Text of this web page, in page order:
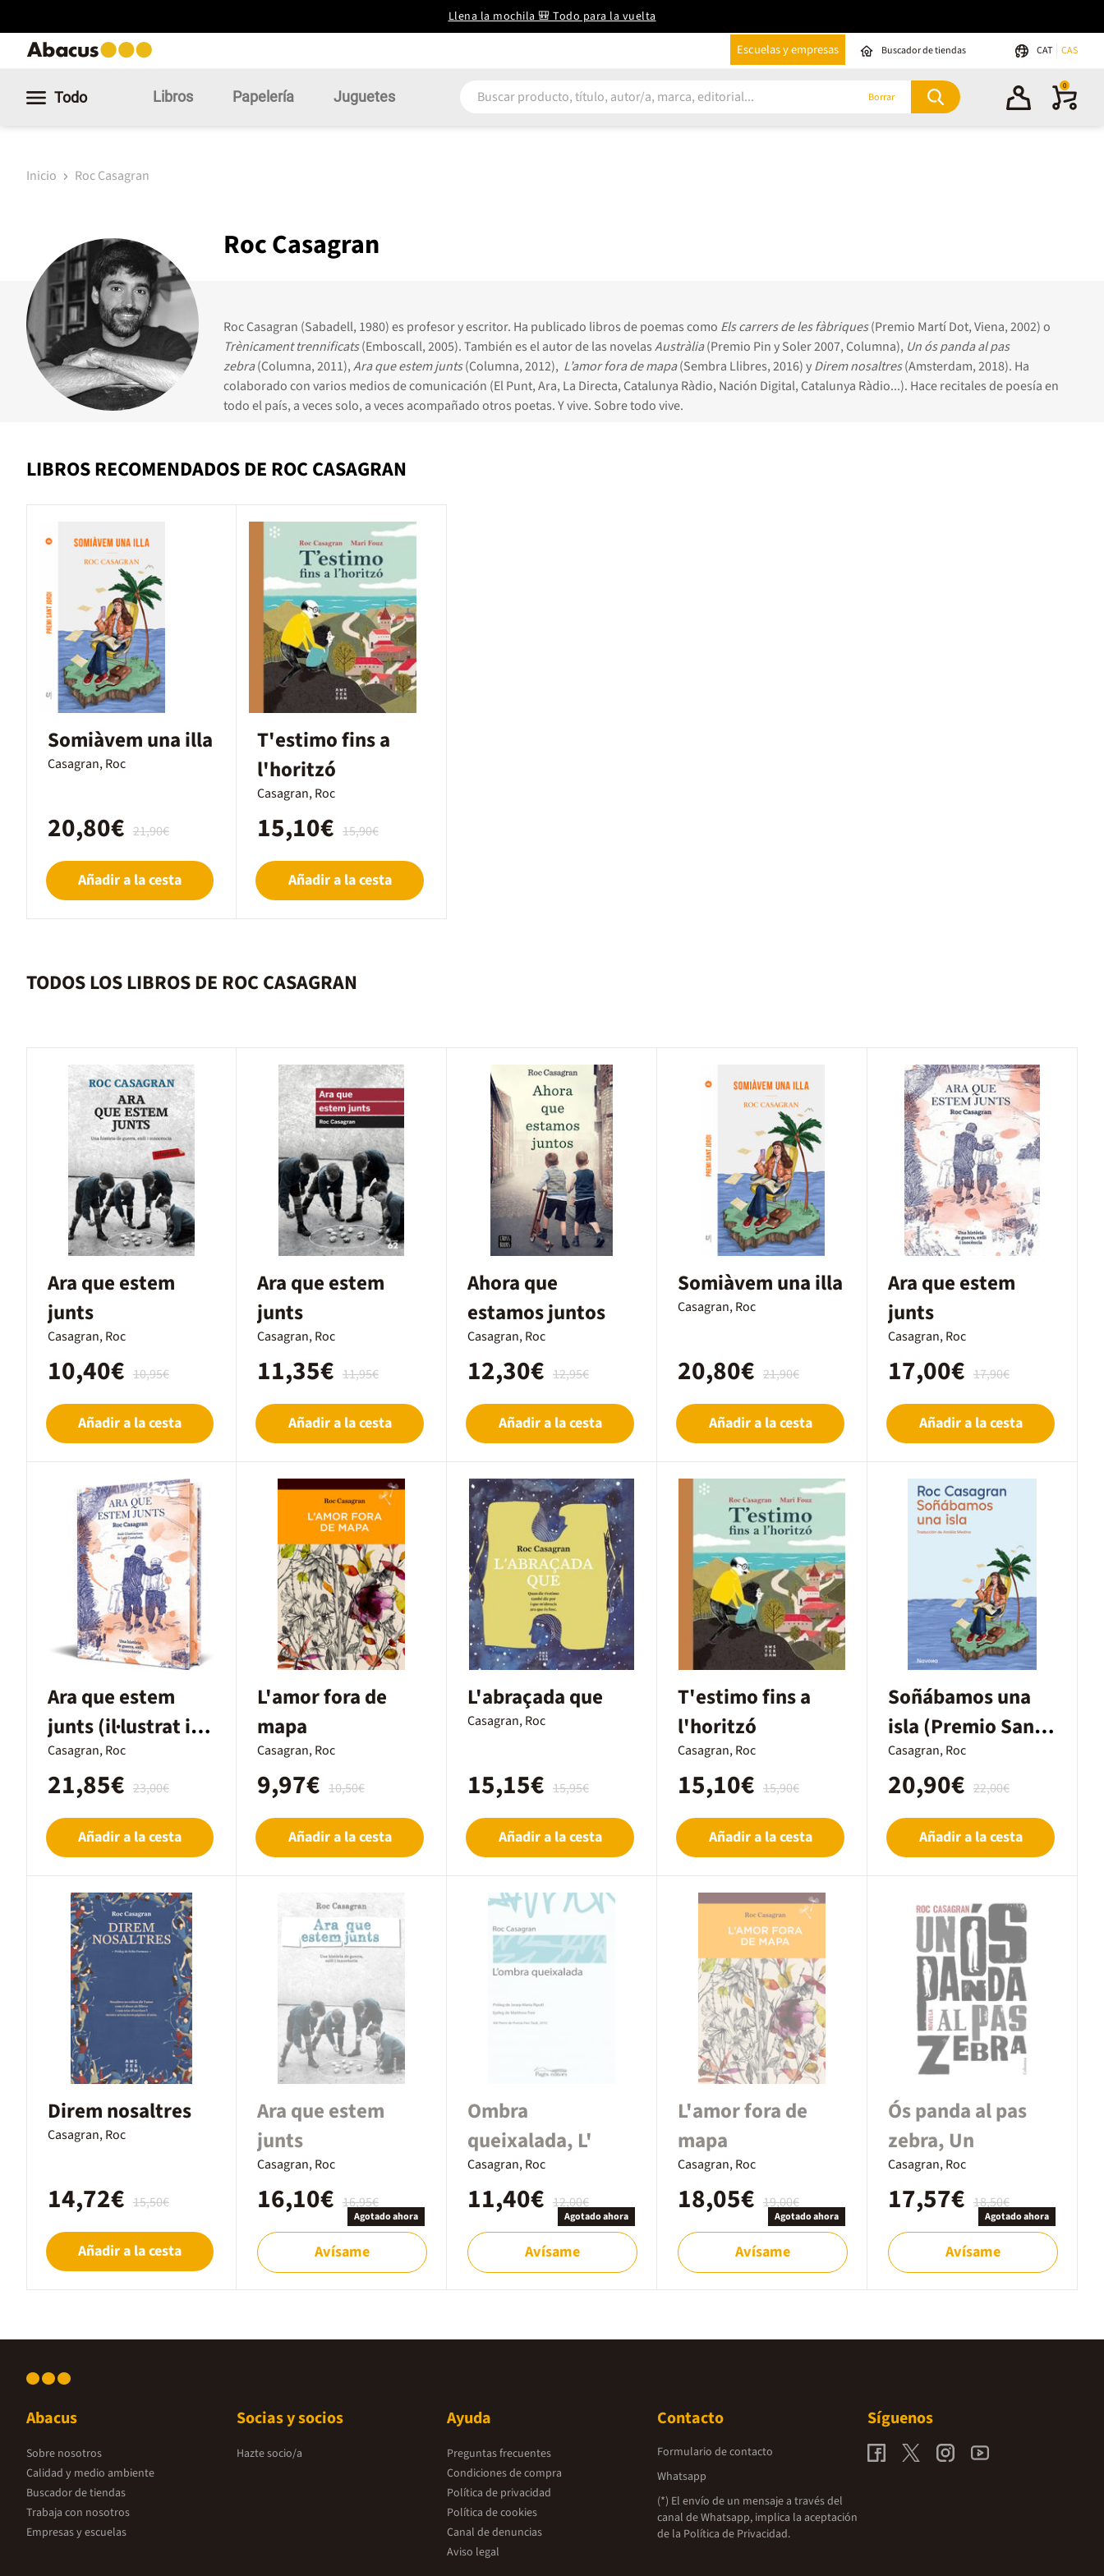
Llena la mochila 🎒 Todo para la vuelta
Escuelas y empresas Buscador de tiendas CAT CAS
Todo Libros Papelería Juguetes Borrar
0
Inicio Roc Casagran
Roc Casagran
Roc Casagran (Sabadell, 1980) es profesor y escritor. Ha publicado libros de poemas como Els carrers de les fàbriques(Premio Martí Dot, Viena, 2002) o
Trènicament trennificats(Emboscall, 2005). También es el autor de las novelasAustràlia(Premio Pin y Soler 2007, Columna), Un ós pan­da al pas
zebra(Columna, 2011),Ara que estem junts(Co­lumna, 2012), L’amor fora de mapa(Sembra Llibres, 2016) yDirem nosaltres(Amsterdam, 2018). Ha
colaborado con varios medios de comunicación (El Punt, Ara, La Directa, Catalunya Ràdio, Nación Digital, Catalunya Ràdio...). Hace recitales de poesía en
todo el país, a veces solo, a veces acompañado otros poetas. Y vive. Sobre todo vive.
LIBROS RECOMENDADOS DE ROC CASAGRAN
Somiàvem una illa
Casagran, Roc
21,90€
20,80€
Añadir a la cesta
T'estimo fins a
l'horitzó
Casagran, Roc
15,90€
15,10€
Añadir a la cesta
TODOS LOS LIBROS DE ROC CASAGRAN
Ara que estem
junts
Casagran, Roc
10,95€
10,40€
Añadir a la cesta
Ara que estem
junts
Casagran, Roc
11,95€
11,35€
Añadir a la cesta
Ahora que
estamos juntos
Casagran, Roc
12,95€
12,30€
Añadir a la cesta
Somiàvem una illa
Casagran, Roc
21,90€
20,80€
Añadir a la cesta
Ara que estem
junts
Casagran, Roc
17,90€
17,00€
Añadir a la cesta
Ara que estem
junts (il·lustrat i
cantells tintats)
Casagran, Roc
23,00€
21,85€
Añadir a la cesta
L'amor fora de
mapa
Casagran, Roc
10,50€
9,97€
Añadir a la cesta
L'abraçada que
Casagran, Roc
15,95€
15,15€
Añadir a la cesta
T'estimo fins a
l'horitzó
Casagran, Roc
15,90€
15,10€
Añadir a la cesta
Soñábamos una
isla (Premio Sant
Jordi 2025)
Casagran, Roc
22,00€
20,90€
Añadir a la cesta
Direm nosaltres
Casagran, Roc
15,50€
14,72€
Añadir a la cesta
Ara que estem
junts
Casagran, Roc
16,95€
16,10€ Agotado ahora
Avísame
Ombra
queixalada, L'
Casagran, Roc
12,00€
11,40€ Agotado ahora
Avísame
L'amor fora de
mapa
Casagran, Roc
19,00€
18,05€ Agotado ahora
Avísame
Ós panda al pas
zebra, Un
Casagran, Roc
18,50€
17,57€ Agotado ahora
Avísame
Abacus
Sobre nosotros
Calidad y medio ambiente
Buscador de tiendas
Trabaja con nosotros
Empresas y escuelas
Socias y socios
Hazte socio/a
Ayuda
Preguntas frecuentes
Condiciones de compra
Política de privacidad
Política de cookies
Canal de denuncias
Aviso legal
Contacto
Formulario de contacto
Whatsapp
(*) El envío de un mensaje a través del
canal de Whatsapp, implica la aceptación
de la Política de Privacidad.
Síguenos